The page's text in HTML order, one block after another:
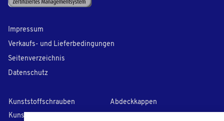
Impressum
Verkaufs- und Lieferbedingungen
Seitenverzeichnis
Datenschutz
Kunststoffschrauben
Abdeckkappen
Kunststoff-Unterlegscheiben